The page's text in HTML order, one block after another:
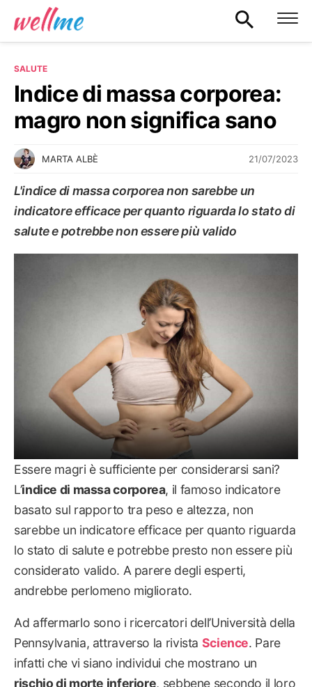
SALUTE
Indice di massa corporea:
magro non significa sano
MARTA ALBÈ 21/07/2023
L'indice di massa corporea non sarebbe un
indicatore efficace per quanto riguarda lo stato di
salute e potrebbe non essere più valido
Essere magri è sufficiente per considerarsi sani?
L’indice di massa corporea, il famoso indicatore
basato sul rapporto tra peso e altezza, non
sarebbe un indicatore efficace per quanto riguarda
lo stato di salute e potrebbe presto non essere più
considerato valido. A parere degli esperti,
andrebbe perlomeno migliorato.
Ad affermarlo sono i ricercatori dell’Università della
Pennsylvania, attraverso la rivista Science. Pare
infatti che vi siano individui che mostrano un
rischio di morte inferiore, sebbene secondo il loro